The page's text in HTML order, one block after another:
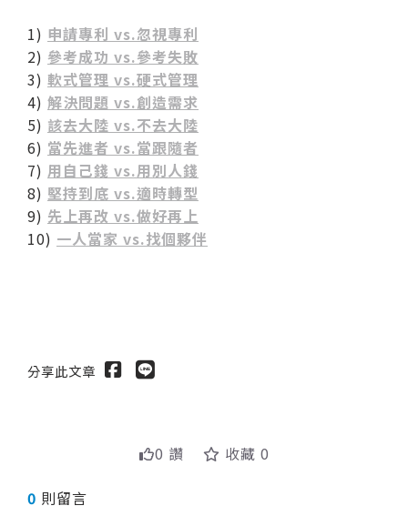
1) 申請專利 vs.忽視專利
2) 參考成功 vs.參考失敗
3) 軟式管理 vs.硬式管理
4) 解決問題 vs.創造需求
5) 該去大陸 vs.不去大陸
6) 當先進者 vs.當跟隨者
7) 用自己錢 vs.用別人錢
8) 堅持到底 vs.適時轉型
9) 先上再改 vs.做好再上
10) 一人當家 vs.找個夥伴
分享此文章
0 讚 收藏 0
0 則留言